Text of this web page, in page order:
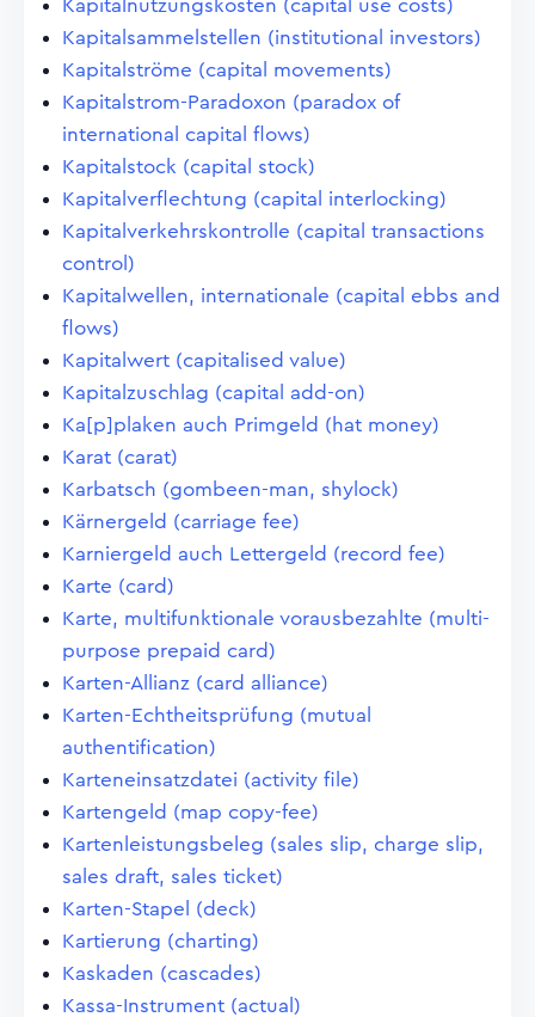
Kapitalnutzungskosten (capital use costs)
Kapitalsammelstellen (institutional investors)
Kapitalströme (capital movements)
Kapitalstrom-Paradoxon (paradox of
international capital flows)
Kapitalstock (capital stock)
Kapitalverflechtung (capital interlocking)
Kapitalverkehrskontrolle (capital transactions
control)
Kapitalwellen, internationale (capital ebbs and
flows)
Kapitalwert (capitalised value)
Kapitalzuschlag (capital add-on)
Ka[p]plaken auch Primgeld (hat money)
Karat (carat)
Karbatsch (gombeen-man, shylock)
Kärnergeld (carriage fee)
Karniergeld auch Lettergeld (record fee)
Karte (card)
Karte, multifunktionale vorausbezahlte (multi-
purpose prepaid card)
Karten-Allianz (card alliance)
Karten-Echtheitsprüfung (mutual
authentification)
Karteneinsatzdatei (activity file)
Kartengeld (map copy-fee)
Kartenleistungsbeleg (sales slip, charge slip,
sales draft, sales ticket)
Karten-Stapel (deck)
Kartierung (charting)
Kaskaden (cascades)
Kassa-Instrument (actual)